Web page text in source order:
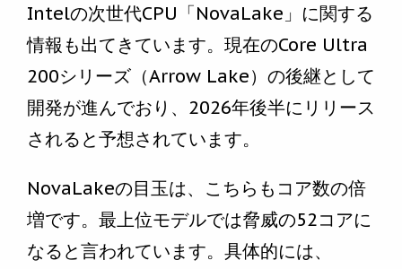
Intelの次世代CPU「NovaLake」に関する
情報も出てきています。現在のCore Ultra
200シリーズ（Arrow Lake）の後継として
開発が進んでおり、2026年後半にリリース
されると予想されています。
NovaLakeの目玉は、こちらもコア数の倍
増です。最上位モデルでは脅威の52コアに
なると言われています。具体的には、